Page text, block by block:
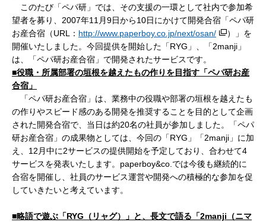
このたび「ペパ研」では、その支援の一環として社内で参加希
望者を募り、2007年11月9日から10日にかけて開発合宿「ペパ研
お産合宿（URL： http://www.paperboy.co.jp/next/osan/
）」を
開催いたしました。今回提供を開始した「RYG」、「2manji」
は、「ペパ研お産合宿」で開発されたサービスです。
■役職・所属部署の垣根を越えたもの作りを目指す「ペパ研お産
合宿」
「ペパ研お産合宿」は、業務中の役職や部署の垣根を越えたも
の作りやスピード感のある開発を推奨することを目的として企画
された開発合宿で、当日は約20名の社員が参加しました。「ペパ
研お産合宿」の成果物としては、今回の「RYG」「2manji」に加
え、12月中に2サービスの提供開始を予定しており、合わせて4
サービスを発表いたします。paperboy&co.では今後も継続的に
合宿を開催し、社員のサービス運営や開発への積極的な参加を促
していきたいと考えています。
■略語で遊ぶ「RYG （リャグ）」と、長文で語る「2manji （ニマ